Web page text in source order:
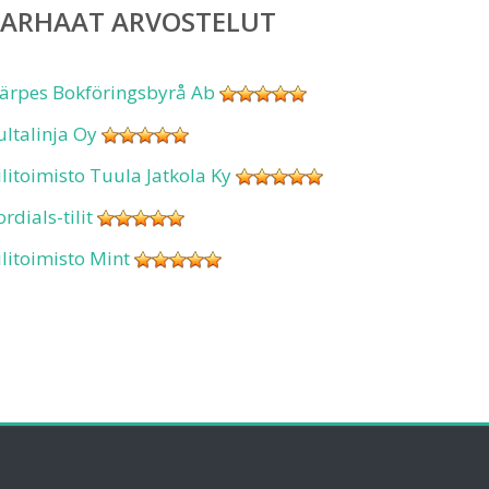
ARVOSTELUT
Bokföringsbyrå Ab
Oy
Tuula Jatkola Ky
tilit
Mint